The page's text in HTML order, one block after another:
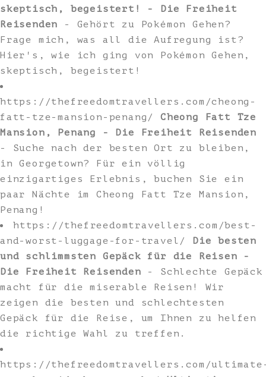
skeptisch, begeistert! - Die Freiheit
Reisenden - Gehört zu Pokémon Gehen?
Frage mich, was all die Aufregung ist?
Hier's, wie ich ging von Pokémon Gehen,
skeptisch, begeistert!
https://thefreedomtravellers.com/cheong-
fatt-tze-mansion-penang/Cheong Fatt Tze
Mansion, Penang - Die Freiheit Reisenden
- Suche nach der besten Ort zu bleiben,
in Georgetown? Für ein völlig
einzigartiges Erlebnis, buchen Sie ein
paar Nächte im Cheong Fatt Tze Mansion,
Penang!
https://thefreedomtravellers.com/best-
and-worst-luggage-for-travel/
Die besten
und schlimmsten Gepäck für die Reisen -
Die Freiheit Reisenden - Schlechte Gepäck
macht für die miserable Reisen! Wir
zeigen die besten und schlechtesten
Gepäck für die Reise, um Ihnen zu helfen
die richtige Wahl zu treffen.
https://thefreedomtravellers.com/